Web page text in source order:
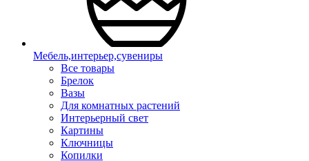
Мебель,интерьер,сувениры
Все товары
Брелок
Вазы
Для комнатных растений
Интерьерный свет
Картины
Ключницы
Копилки